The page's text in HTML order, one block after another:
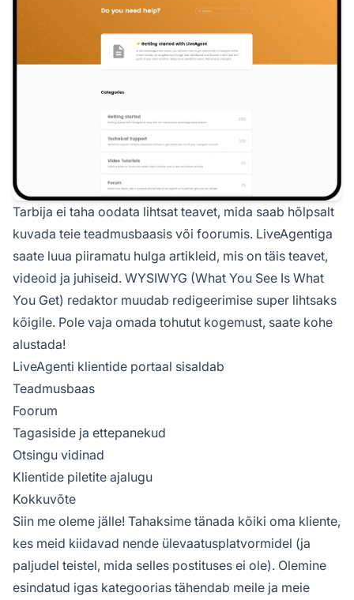
Tarbija ei taha oodata lihtsat teavet, mida saab hõlpsalt
kuvada teie teadmusbaasis või foorumis. LiveAgentiga
saate luua piiramatu hulga artikleid, mis on täis teavet,
videoid ja juhiseid. WYSIWYG (What You See Is What
You Get) redaktor muudab redigeerimise super lihtsaks
kõigile. Pole vaja omada tohutut kogemust, saate kohe
alustada!
LiveAgenti klientide portaal sisaldab
Teadmusbaas
Foorum
Tagasiside ja ettepanekud
Otsingu vidinad
Klientide piletite ajalugu
Kokkuvõte
Siin me oleme jälle! Tahaksime tänada kõiki oma kliente,
kes meid kiidavad nende ülevaatusplatvormidel (ja
paljudel teistel, mida selles postituses ei ole). Olemine
esindatud igas kategoorias tähendab meile ja meie